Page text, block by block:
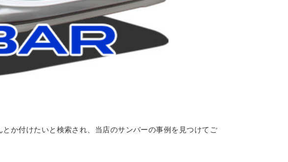
か付けたいと検索され、当店のサンバーの事例を見つけてご